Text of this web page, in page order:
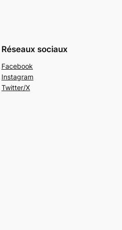
Réseaux sociaux
Facebook
Instagram
Twitter/X